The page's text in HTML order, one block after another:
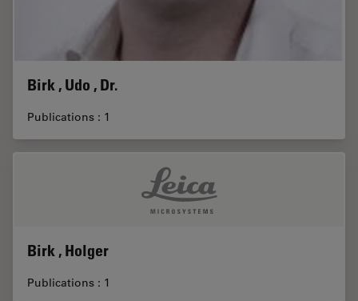
Birk , Udo , Dr.
Publications : 1
Birk , Holger
Publications : 1